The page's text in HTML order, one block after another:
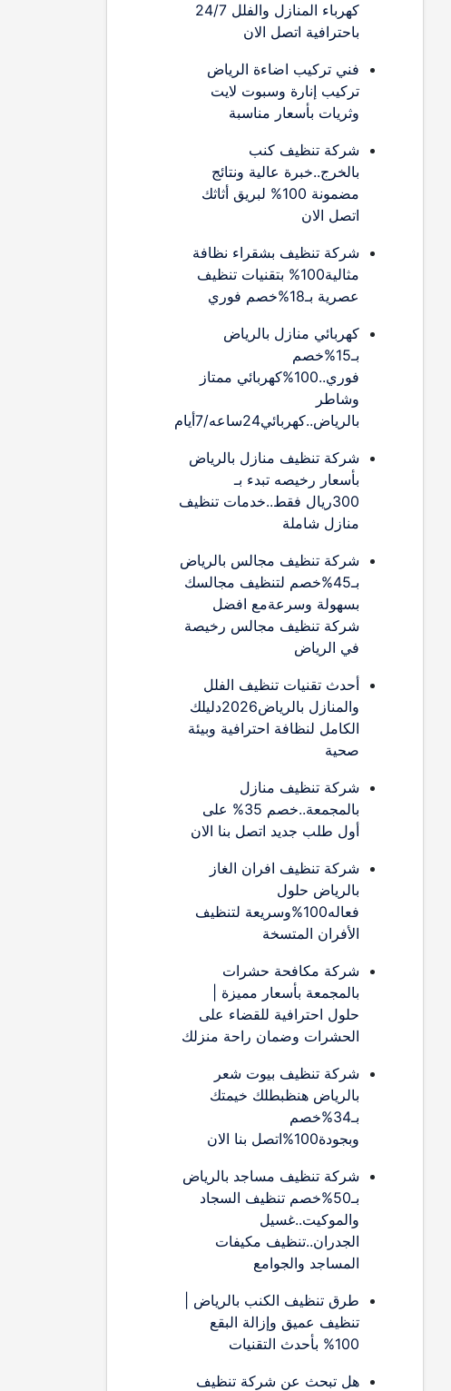
كهرباء المنازل والفلل 24/7
باحترافية اتصل الان
فني تركيب اضاءة الرياض
تركيب إنارة وسبوت لايت
وثريات بأسعار مناسبة
شركة تنظيف كنب
بالخرج..خبرة عالية ونتائج
مضمونة 100% لبريق أثاثك
اتصل الان
شركة تنظيف بشقراء نظافة
مثالية100% بتقنيات تنظيف
عصرية بـ18%خصم فوري
كهربائي منازل بالرياض
بـ15%خصم
فوري..100%كهربائي ممتاز
وشاطر
بالرياض..كهربائي24ساعه/7أيام
شركة تنظيف منازل بالرياض
بأسعار رخيصه تبدء بـ
300ريال فقط..خدمات تنظيف
منازل شاملة
شركة تنظيف مجالس بالرياض
بـ45%خصم لتنظيف مجالسك
بسهولة وسرعةمع افضل
شركة تنظيف مجالس رخيصة
في الرياض
أحدث تقنيات تنظيف الفلل
والمنازل بالرياض2026دليلك
الكامل لنظافة احترافية وبيئة
صحية
شركة تنظيف منازل
بالمجمعة..خصم 35% على
أول طلب جديد اتصل بنا الان
شركة تنظيف افران الغاز
بالرياض حلول
فعاله100%وسريعة لتنظيف
الأفران المتسخة
شركة مكافحة حشرات
بالمجمعة بأسعار مميزة |
حلول احترافية للقضاء على
الحشرات وضمان راحة منزلك
شركة تنظيف بيوت شعر
بالرياض هنظبطلك خيمتك
بـ34%خصم
وبجودة100%اتصل بنا الان
شركة تنظيف مساجد بالرياض
بـ50%خصم تنظيف السجاد
والموكيت..غسيل
الجدران..تنظيف مكيفات
المساجد والجوامع
طرق تنظيف الكنب بالرياض |
تنظيف عميق وإزالة البقع
100% بأحدث التقنيات
هل تبحث عن شركة تنظيف